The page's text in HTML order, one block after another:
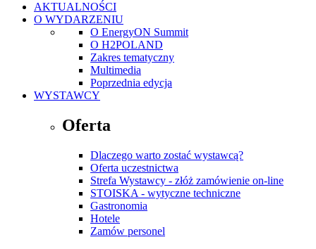
AKTUALNOŚCI
O WYDARZENIU
O EnergyON Summit
O H2POLAND
Zakres tematyczny
Multimedia
Poprzednia edycja
WYSTAWCY
Oferta
Dlaczego warto zostać wystawcą?
Oferta uczestnictwa
Strefa Wystawcy - złóż zamówienie on-line
STOISKA - wytyczne techniczne
Gastronomia
Hotele
Zamów personel